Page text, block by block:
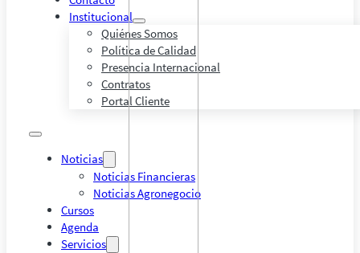
Institucional
Quiénes Somos
Política de Calidad
Presencia Internacional
Contratos
Portal Cliente
Noticias
Noticias Financieras
Noticias Agronegocio
Cursos
Agenda
Servicios